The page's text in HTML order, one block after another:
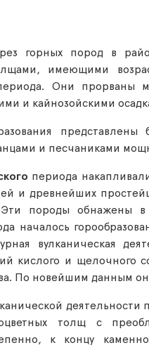
горных пород в
имеющими
периода. Они прорваны
и кайнозойскими
представлены
и песчаниками
периода
и древнейших
породы обнажены в
началось
вулканическая
кислого и щелочного
По новейшим данным
толщ с
к концу